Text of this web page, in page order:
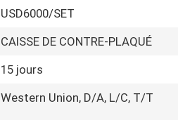
USD6000/SET
CAISSE DE CONTRE-PLAQUÉ
15 jours
Western Union, D/A, L/C, T/T